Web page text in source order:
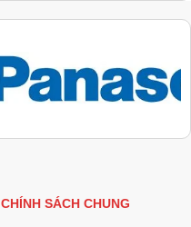
CHÍNH SÁCH CHUNG